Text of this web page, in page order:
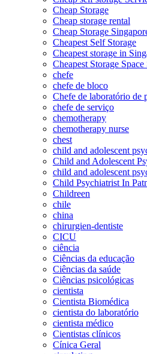
Cheap Storage
Cheap storage rental
Cheap Storage
Cheapest Self Storage
Cheapest storage in
Cheapest Storage
chefe
chefe de bloco
Chefe de laboratório de
chefe de serviço
chemotherapy
chemotherapy nurse
chest
child and adolescent
Child and Adolescent
child and adolescent
Child Psychiatrist In
Childreen
chile
china
chirurgien-dentiste
CICU
ciência
Ciências da educação
Ciências da saúde
Ciências psicológicas
cientista
Cientista Biomédica
cientista do laboratório
cientista médico
Cientistas clínicos
Cínica Geral